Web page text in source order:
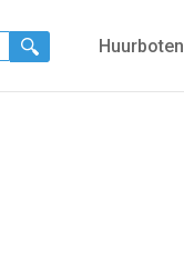
Huurboten